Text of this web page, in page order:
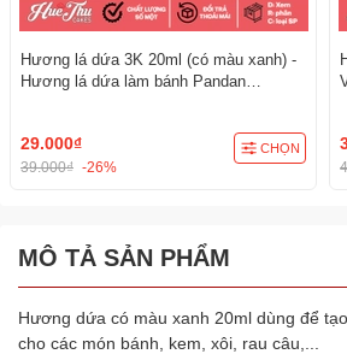
Hương lá dứa 3K 20ml (có màu xanh) -
Hương lá dứa làm bánh Pandan
29.000₫
39.000₫ -26%
CHỌN
MÔ TẢ SẢN PHẨM
Hương dứa có màu xanh 20ml dùng để
cho các món bánh, kem, xôi, rau câu,...